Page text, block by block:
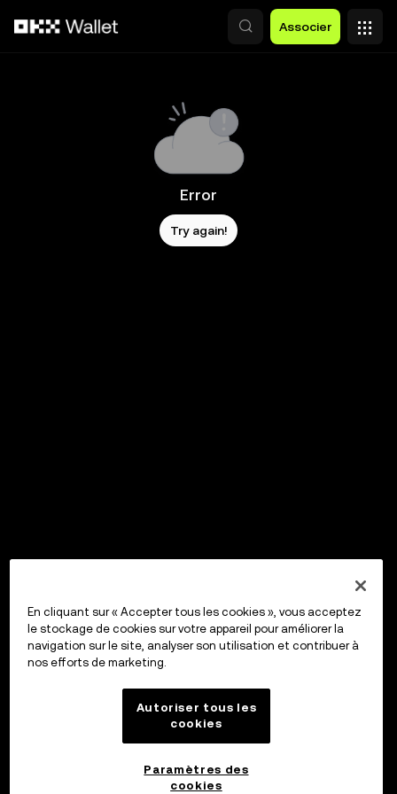
Associer
Error
Try again!
En cliquant sur « Accepter tous les cookies », vous acceptez
le stockage de cookies sur votre appareil pour améliorer la
navigation sur le site, analyser son utilisation et contribuer à
nos efforts de marketing.
Autoriser tous les
cookies
Paramètres des
cookies